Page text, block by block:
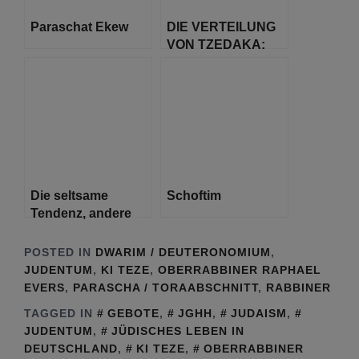
Paraschat Ekew
DIE VERTEILUNG
VON TZEDAKA:
Die seltsame
Tendenz, andere
Kulturen zu
imitieren
Schoftim
POSTED IN DWARIM / DEUTERONOMIUM,
JUDENTUM, KI TEZE, OBERRABBINER RAPHAEL
EVERS, PARASCHA / TORAABSCHNITT, RABBINER
TAGGED IN
GEBOTE, JGHH, JUDAISM,
JUDENTUM,
JÜDISCHES LEBEN IN
DEUTSCHLAND, KI TEZE,
OBERRABBINER